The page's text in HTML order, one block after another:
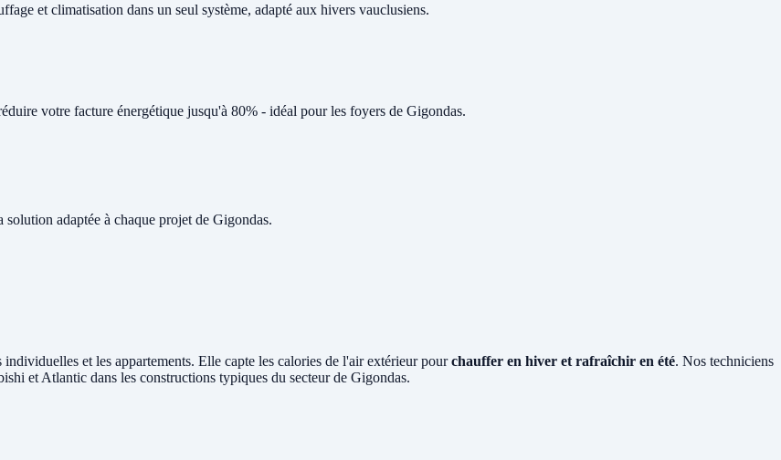
et climatisation dans un seul système, adapté aux hivers vauclusiens.
votre facture énergétique jusqu'à 80% - idéal pour les foyers de Gigondas.
adaptée à chaque projet de Gigondas.
et les appartements. Elle capte les calories de l'air extérieur pourchauffer en hiver et rafraîchir en été. Nos techniciens
et Atlantic dans les constructions typiques du secteur de Gigondas.